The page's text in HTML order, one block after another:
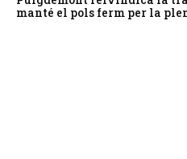
manté el pols ferm per la